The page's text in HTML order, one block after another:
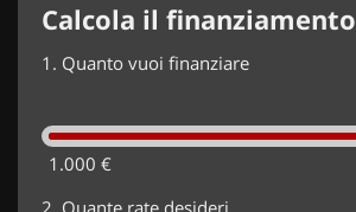
Calcola il finanziamento
1. Quanto vuoi finanziare
1.000 €